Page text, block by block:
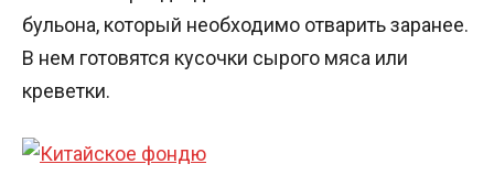
бульона, который необходимо отварить заранее.
В нем готовятся кусочки сырого мяса или
креветки.